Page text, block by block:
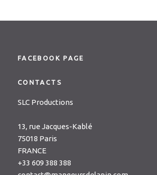
FACEBOOK PAGE
CONTACTS
SLC Productions
13, rue Jacques-Kablé
75018 Paris
FRANCE
+33 609 388 388